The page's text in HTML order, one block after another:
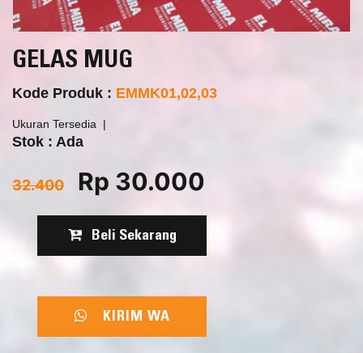
GELAS MUG
Kode Produk : EMMK01,02,03
Ukuran Tersedia
Stok : Ada
32.400 Rp 30.000
Beli Sekarang
KIRIM WA